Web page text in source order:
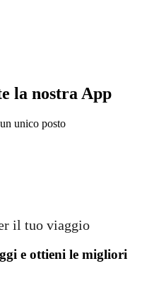
la nostra App
unico posto
il tuo viaggio
e ottieni le migliori